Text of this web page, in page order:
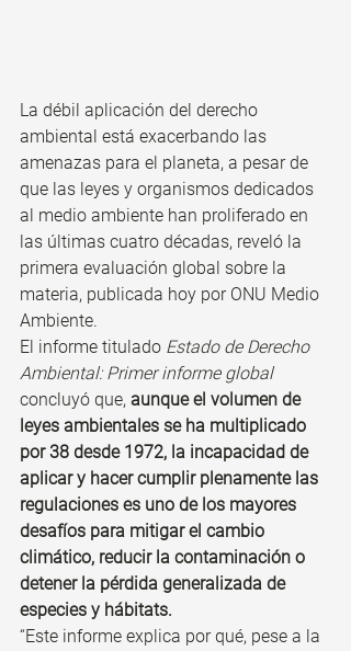
La débil aplicación del derecho
ambiental está exacerbando las
amenazas para el planeta, a pesar de
que las leyes y organismos dedicados
al medio ambiente han proliferado en
las últimas cuatro décadas, reveló la
primera evaluación global sobre la
materia, publicada hoy por ONU Medio
Ambiente.
El informe titulado Estado de Derecho
Ambiental: Primer informe global
concluyó que, aunque el volumen de
leyes ambientales se ha multiplicado
por 38 desde 1972, la incapacidad de
aplicar y hacer cumplir plenamente las
regulaciones es uno de los mayores
desafíos para mitigar el cambio
climático, reducir la contaminación o
detener la pérdida generalizada de
especies y hábitats.
“Este informe explica por qué, pese a la